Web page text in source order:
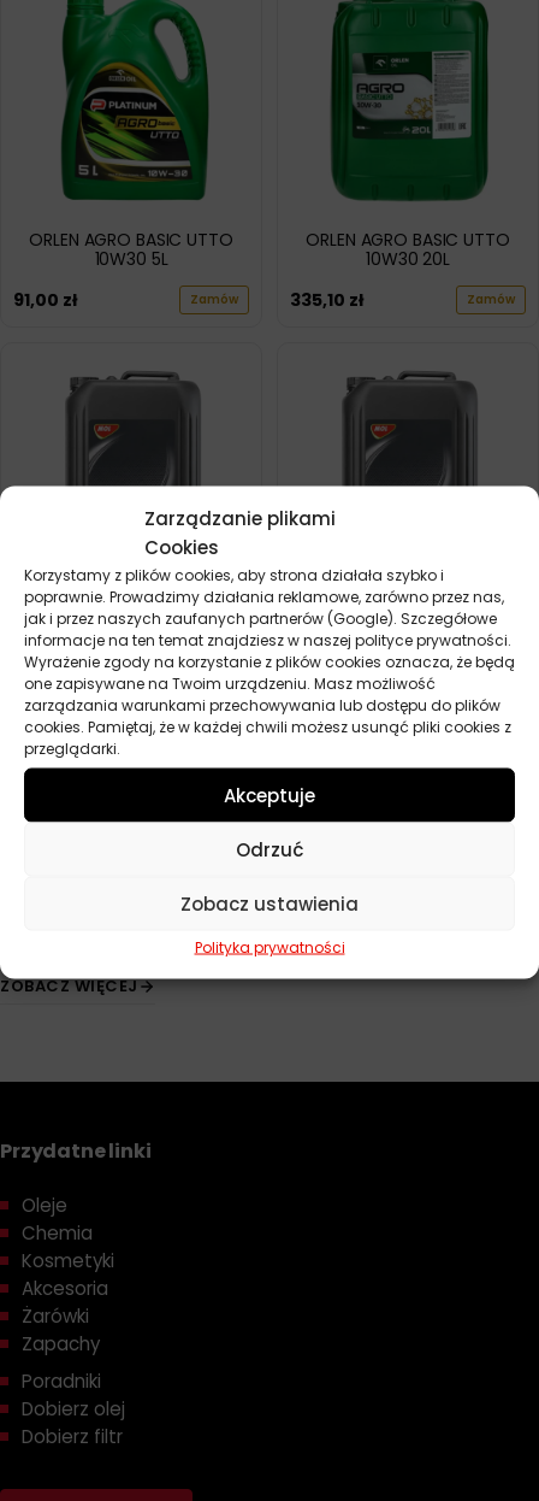
Zarządzanie plikami
Cookies
Korzystamy z plików cookies, aby strona działała szybko i
poprawnie. Prowadzimy działania reklamowe, zarówno przez nas,
jak i przez naszych zaufanych partnerów (Google). Szczegółowe
informacje na ten temat znajdziesz w naszej polityce prywatności.
Wyrażenie zgody na korzystanie z plików cookies oznacza, że będą
one zapisywane na Twoim urządzeniu. Masz możliwość
zarządzania warunkami przechowywania lub dostępu do plików
cookies. Pamiętaj, że w każdej chwili możesz usunąć pliki cookies z
przeglądarki.
Akceptuje
Odrzuć
Zobacz ustawienia
Polityka prywatności
ORLEN AGRO BASIC UTTO
10W30 5L
91,00 zł Zamów
ORLEN AGRO BASIC UTTO
10W30 20L
335,10 zł Zamów
MOL FARM NH ULTRA 10L
209,80zł Zamów
MOL FARM STOU 10W30 10L
181,60zł Zamów
POKAŻ WIĘCEJ PRODUKTÓW
Norma John Deere JDM J20C
stworzona przez renomowanego producenta maszyn
rolniczych, firmę John Deere. Zaprojektowana z myślą o
zaawansowanym sprzęcie rolniczym, specyfikacja ma na
celu zapewnienie najwyższej jakości ochrony i wydajności
szereg korzyści, w tym:
Wszechstronność zastosowań
różnorodnych systemów w maszynach rolniczych,
takich jak układy hydrauliczne, skrzynie biegów czy
mokre hamulce.
Zaawansowana ochrona przed zużyciem
specjalnie dobranym dodatkom oleje skutecznie
chronią komponenty maszyny przed przedwczesnym
Stabilność termiczna i oksydacyjna
ZOBACZ WIĘCEJ
Przydatne linki
Oleje
Chemia
Kosmetyki
Akcesoria
Żarówki
Zapachy
Poradniki
Dobierz olej
Dobierz filtr